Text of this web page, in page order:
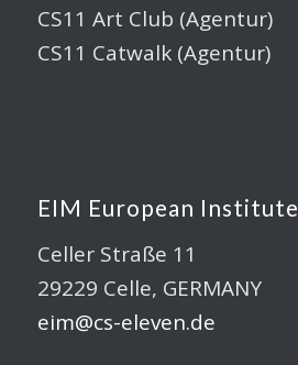
CS11 Art Club (Agentur)
CS11 Catwalk (Agentur)
EIM European
Celler Straße 11
29229 Celle, GERMANY
eim@cs-eleven.de